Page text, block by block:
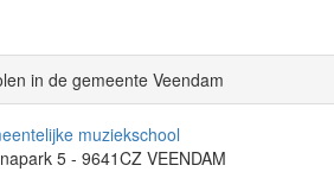
in de gemeente Veendam
muziekschool
5 - 9641CZ VEENDAM